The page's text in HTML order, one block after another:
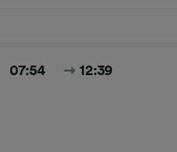
07:54 12:39